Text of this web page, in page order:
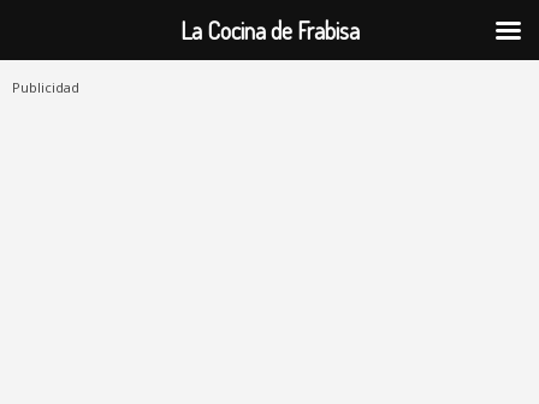
Publicidad
La Cocina de Frabisa